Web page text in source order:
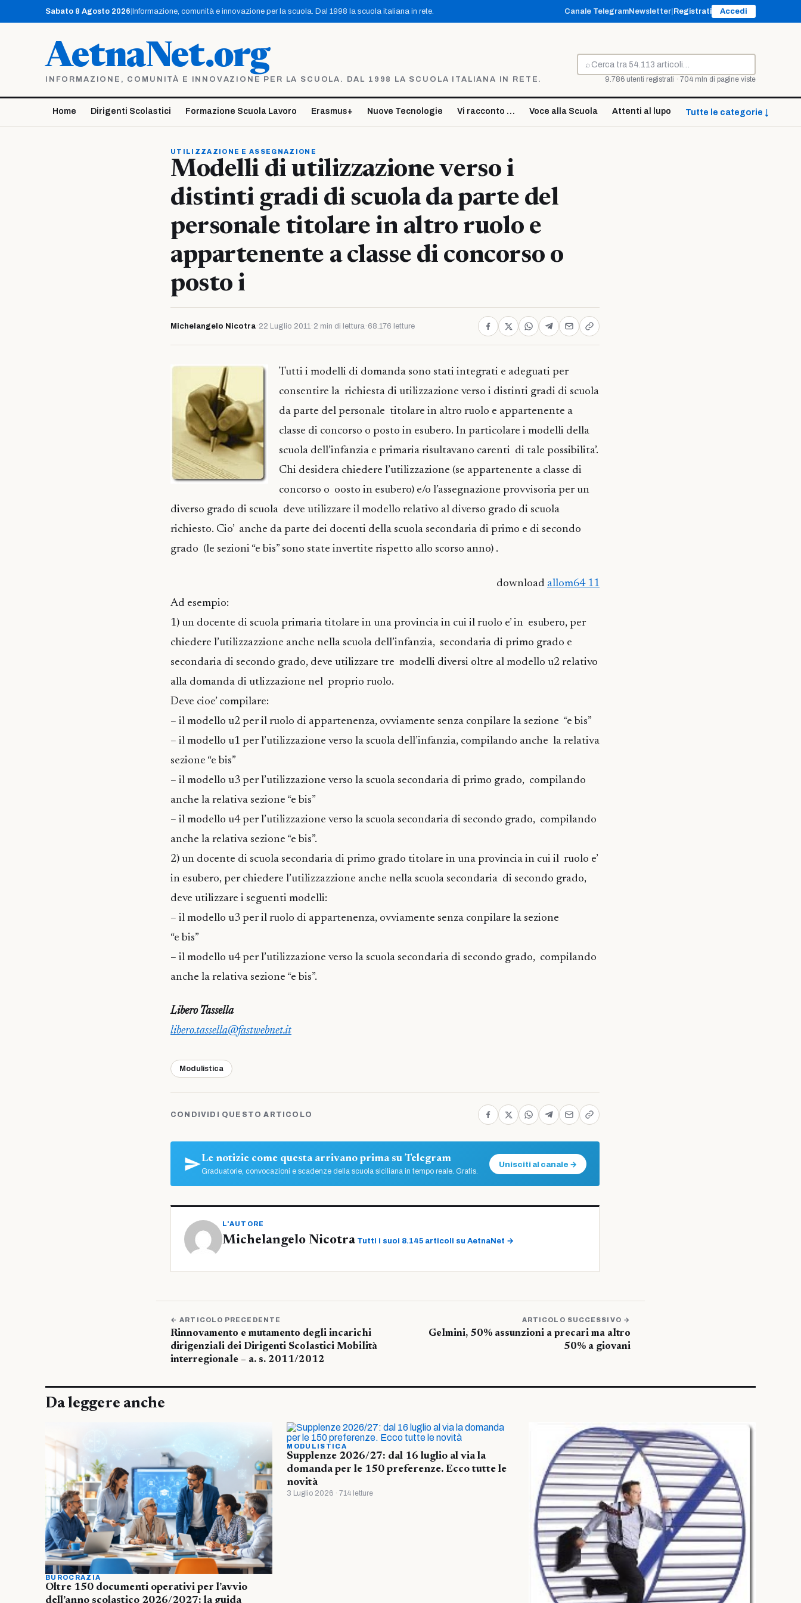
contenuto
Sabato 8 Agosto 2026 Informazione, comunità e innovazione per la scuola. Dal 1998 la scuola italiana in rete. Canale TelegramNewsletter Registrati Accedi
AetnaNet.org
INFORMAZIONE, COMUNITÀ E INNOVAZIONE PER LA SCUOLA. DAL 1998 LA SCUOLA ITALIANA IN RETE.
⌕
Cerca
9.786 utenti registrati · 704 mln di pagine viste
Home Dirigenti Scolastici Formazione Scuola Lavoro Erasmus+ Nuove Tecnologie Vi racconto … Voce alla Scuola Attenti al lupo Tutte le categorie ↓
UTILIZZAZIONE E ASSEGNAZIONE
Modelli di utilizzazione verso i
distinti gradi di scuola da parte del
personale titolare in altro ruolo e
appartenente a classe di concorso o
posto i
Michelangelo Nicotra· 22 Luglio 2011· 2 min di lettura· 68.176 letture
Tutti i modelli di domanda sono stati integrati e adeguati per
consentire la richiesta di utilizzazione verso i distinti gradi di scuola
da parte del personale titolare in altro ruolo e appartenente a
classe di concorso o posto in esubero. In particolare i modelli della
scuola dell’infanzia e primaria risultavano carenti di tale possibilita’.
Chi desidera chiedere l’utilizzazione (se appartenente a classe di
concorso o oosto in esubero) e/o l’assegnazione provvisoria per un
diverso grado di scuola deve utilizzare il modello relativo al diverso grado di scuola
richiesto. Cio’ anche da parte dei docenti della scuola secondaria di primo e di secondo
grado (le sezioni “e bis” sono state invertite rispetto allo scorso anno) .
download allom64 11
Ad esempio:
1) un docente di scuola primaria titolare in una provincia in cui il ruolo e’ in esubero, per
chiedere l’utilizzazzione anche nella scuola dell’infanzia, secondaria di primo grado e
secondaria di secondo grado, deve utilizzare tre modelli diversi oltre al modello u2 relativo
alla domanda di utlizzazione nel proprio ruolo.
Deve cioe’ compilare:
– il modello u2 per il ruolo di appartenenza, ovviamente senza conpilare la sezione “e bis”
– il modello u1 per l’utilizzazione verso la scuola dell’infanzia, compilando anche la relativa
sezione “e bis”
– il modello u3 per l’utilizzazione verso la scuola secondaria di primo grado, compilando
anche la relativa sezione “e bis”
– il modello u4 per l’utilizzazione verso la scuola secondaria di secondo grado, compilando
anche la relativa sezione “e bis”.
2) un docente di scuola secondaria di primo grado titolare in una provincia in cui il ruolo e’
in esubero, per chiedere l’utilizzazzione anche nella scuola secondaria di secondo grado,
deve utilizzare i seguenti modelli:
– il modello u3 per il ruolo di appartenenza, ovviamente senza conpilare la sezione
“e bis”
– il modello u4 per l’utilizzazione verso la scuola secondaria di secondo grado, compilando
anche la relativa sezione “e bis”.
Libero Tassella
libero.tassella@fastwebnet.it
Modulistica
CONDIVIDI QUESTO ARTICOLO
Le notizie come questa arrivano prima su Telegram
Graduatorie, convocazioni e scadenze della scuola siciliana in tempo reale. Gratis.
Unisciti al canale →
L'AUTORE
Michelangelo Nicotra Tutti i suoi 8.145 articoli su AetnaNet →
← ARTICOLO PRECEDENTE
Rinnovamento e mutamento degli incarichi
dirigenziali dei Dirigenti Scolastici Mobilità
interregionale – a. s. 2011/2012
ARTICOLO SUCCESSIVO →
Gelmini, 50% assunzioni a precari ma altro
50% a giovani
Da leggere anche
BUROCRAZIA
Oltre 150 documenti operativi per l’avvio
dell’anno scolastico 2026/2027: la guida
MODULISTICA
Supplenze 2026/27: dal 16 luglio al via la
domanda per le 150 preferenze. Ecco tutte le
novità
3 Luglio 2026 · 714 letture